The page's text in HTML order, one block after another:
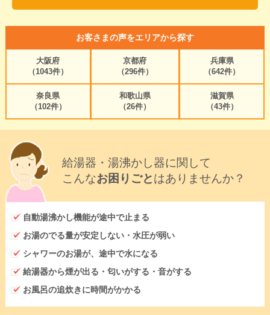
お客さまの声をエリアから探す
大阪府
（1043件）
京都府
（296件）
兵庫県
（642件）
奈良県
（102件）
和歌山県
（26件）
滋賀県
（43件）
給湯器・湯沸かし器に関して
こんなお困りごとはありませんか？
自動湯沸かし機能が途中で止まる
お湯のでる量が安定しない・水圧が弱い
シャワーのお湯が、途中で水になる
給湯器から煙が出る・匂いがする・音がする
お風呂の追炊きに時間がかかる